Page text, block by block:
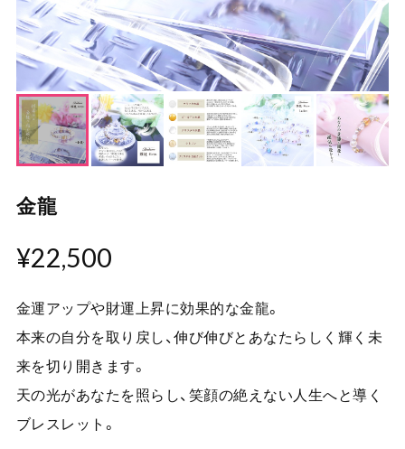
金龍
¥22,500
金運アップや財運上昇に効果的な金龍。
本来の自分を取り戻し、伸び伸びとあなたらしく輝く未
来を切り開きます。
天の光があなたを照らし、笑顔の絶えない人生へと導く
ブレスレット。